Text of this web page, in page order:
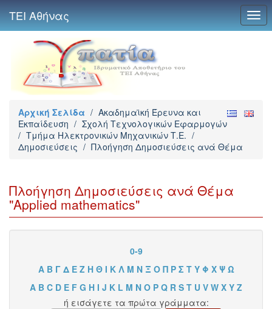
ΤΕΙ Αθήνας
Αρχική Σελίδα / Ακαδημαϊκή Έρευνα και
Εκπαίδευση / Σχολή Τεχνολογικών Εφαρμογών
/ Τμήμα Ηλεκτρονικών Μηχανικών Τ.Ε. /
Δημοσιεύσεις / Πλοήγηση Δημοσιεύσεις ανά Θέμα
Πλοήγηση Δημοσιεύσεις ανά Θέμα
"Applied mathematics"
0-9
Α Β Γ Δ Ε Ζ Η Θ Ι Κ Λ Μ Ν Ξ Ο Π Ρ Σ Τ Υ Φ Χ Ψ Ω
A B C D E F G H I J K L M N O P Q R S T U V W X Y Z
ή εισάγετε τα πρώτα γράμματα: